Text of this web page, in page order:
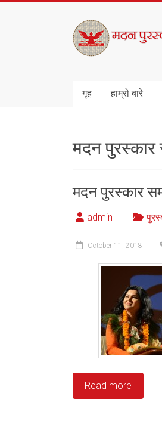
मदन
पुरस्कार
गुठी
गृह हाम्रो बारे
मदन पुरस्कार
मदन पुरस्कार
admin
October 11, 2018
Read more